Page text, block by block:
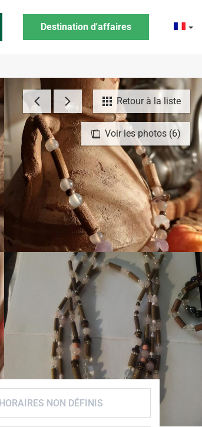
Destination d'affaires
Voir les photos (6)
Retour à la liste
HORAIRES NON DÉFINIS